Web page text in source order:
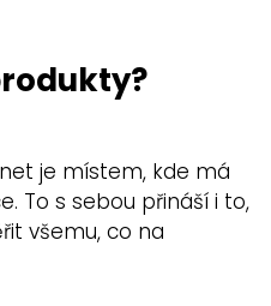
je místem, kde má
To s sebou přináší i to,
všemu, co na